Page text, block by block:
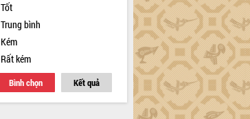
Tốt
Trung bình
Kém
Rất kém
Bình chọn Kết quả